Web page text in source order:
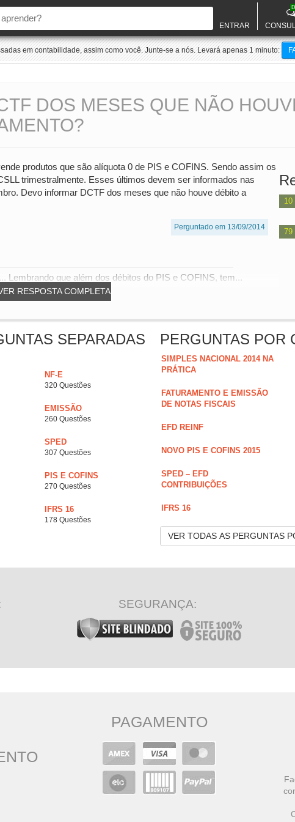
ENTRAR
em contabilidade, assim como você. Junte-se a nós. Levará apenas 1 minuto:
DOS MESES QUE NÃO
produtos que são alíquota 0 de PIS e COFINS. Sendo assim os
trimestralmente. Esses últimos devem ser informados nas
Devo informar DCTF dos meses que não houve débito a
Perguntado em 13/09/2014
RESPOSTA COMPLETA
Lembrando que além dos débitos do PIS e COFINS, tem...
10
79
SEPARADAS
NF-E
320 Questões
EMISSÃO
260 Questões
SPED
307 Questões
PIS E COFINS
270 Questões
IFRS 16
178 Questões
PERGUNTAS POR
SIMPLES NACIONAL 2014 NA
PRÁTICA
FATURAMENTO E EMISSÃO
DE NOTAS FISCAIS
EFD REINF
NOVO PIS E COFINS 2015
SPED – EFD
CONTRIBUIÇÕES
IFRS 16
VER TODAS AS PERGUNTAS
SEGURANÇA:
PAGAMENTO